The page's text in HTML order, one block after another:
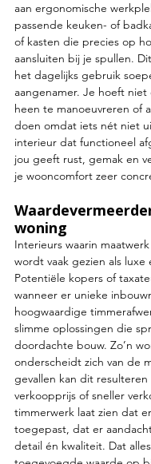
aan ergonomische
passende keuken- of
of kasten die precies op
aansluiten bij je spullen.
het dagelijks gebruik
aangenamer. Je hoeft
heen te manoeuvreren of
doen omdat iets nét niet
interieur dat functioneel
jou geeft rust, gemak en
je wooncomfort zeer
woning
Interieurs waarin
wordt vaak gezien als luxe
Potentiële kopers of
wanneer er unieke
hoogwaardige
slimme oplossingen die
doordachte bouw. Zo’n
onderscheidt zich van de
gevallen kan dit
verkoopprijs of sneller
timmerwerk laat zien dat
toegepast, dat er
detail én kwaliteit. Dat